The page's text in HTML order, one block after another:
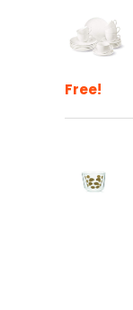
Free!